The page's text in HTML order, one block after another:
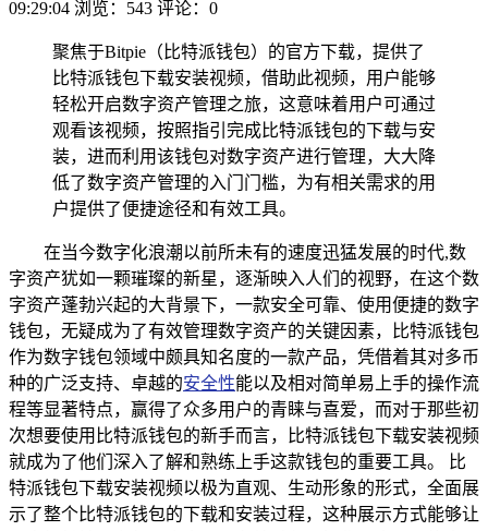
09:29:04 浏览：543 评论：0
聚焦于Bitpie（比特派钱包）的官方下载，提供了
比特派钱包下载安装视频，借助此视频，用户能够
轻松开启数字资产管理之旅，这意味着用户可通过
观看该视频，按照指引完成比特派钱包的下载与安
装，进而利用该钱包对数字资产进行管理，大大降
低了数字资产管理的入门门槛，为有相关需求的用
户提供了便捷途径和有效工具。
在当今数字化浪潮以前所未有的速度迅猛发展的时代,数
字资产犹如一颗璀璨的新星，逐渐映入人们的视野，在这个数
字资产蓬勃兴起的大背景下，一款安全可靠、使用便捷的数字
钱包，无疑成为了有效管理数字资产的关键因素，比特派钱包
作为数字钱包领域中颇具知名度的一款产品，凭借着其对多币
种的广泛支持、卓越的安全性能以及相对简单易上手的操作流
程等显著特点，赢得了众多用户的青睐与喜爱，而对于那些初
次想要使用比特派钱包的新手而言，比特派钱包下载安装视频
就成为了他们深入了解和熟练上手这款钱包的重要工具。 比
特派钱包下载安装视频以极为直观、生动形象的形式，全面展
示了整个比特派钱包的下载和安装过程，这种展示方式能够让